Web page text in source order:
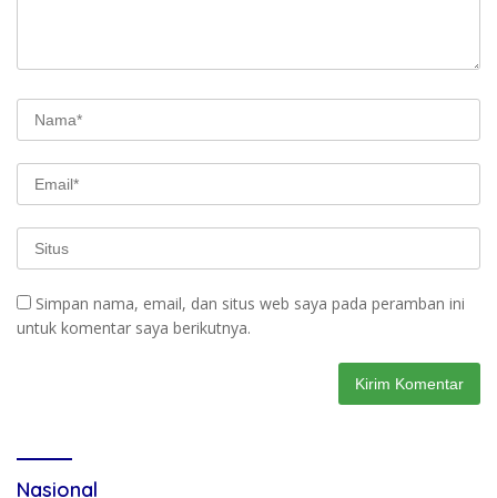
Simpan nama, email, dan situs web saya pada peramban ini
untuk komentar saya berikutnya.
Nasional